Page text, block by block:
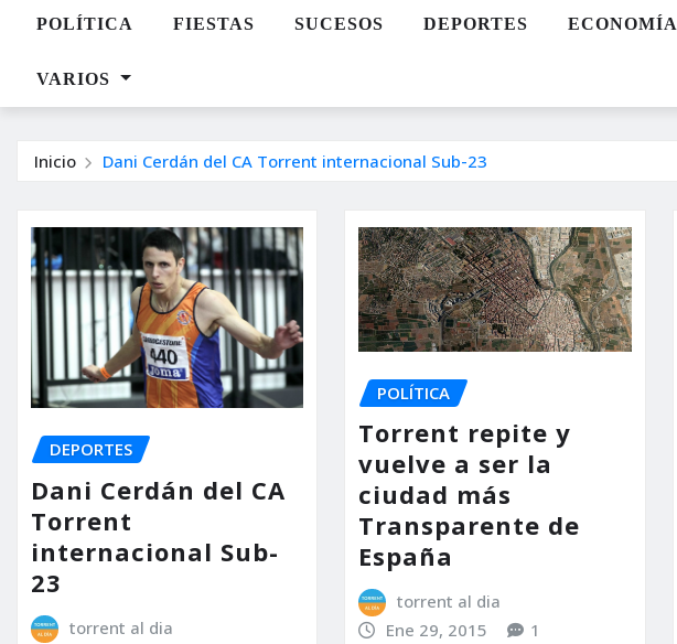
POLÍTICA FIESTAS SUCESOS DEPORTES ECONOMÍA
VARIOS
Inicio Dani Cerdán del CA Torrent internacional Sub-23
DEPORTES
Dani Cerdán del CA
Torrent
internacional Sub-
23
torrent al dia
POLÍTICA
Torrent repite y
vuelve a ser la
ciudad más
Transparente de
España
torrent al dia
Ene 29, 2015
1